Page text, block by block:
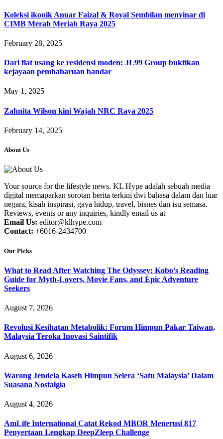
Koleksi ikonik Anuar Faizal & Royal Sembilan menyinar di
CIMB Merah Meriah Raya 2025
February 28, 2025
Dari flat usang ke residensi moden: JL99 Group buktikan
kejayaan pembaharuan bandar
May 1, 2025
Zahnita Wilson kini Wajah NRC Raya 2025
February 14, 2025
About Us
Your source for the lifestyle news. KL Hype adalah sebuah media
digital memaparkan sorotan berita terkini dwi bahasa dalam dan luar
negara, kisah inspirasi, gaya hidup, travel, bisnes dan isu semasa.
Reviews, events or any inquiries, kindly email us at
Email Us: editor@klhype.com
Contact: +6016-2434700
Our Picks
What to Read After Watching The Odyssey: Kobo’s Reading
Guide for Myth-Lovers, Movie Fans, and Epic Adventure
Seekers
August 7, 2026
Revolusi Kesihatan Metabolik: Forum Himpun Pakar Taiwan,
Malaysia Teroka Inovasi Saintifik
August 6, 2026
Warong Jendela Kaseh Himpun Selera ‘Satu Malaysia’ Dalam
Suasana Nostalgia
August 4, 2026
AmLife International Catat Rekod MBOR Menerusi 817
Penyertaan Lengkap DeepZleep Challenge